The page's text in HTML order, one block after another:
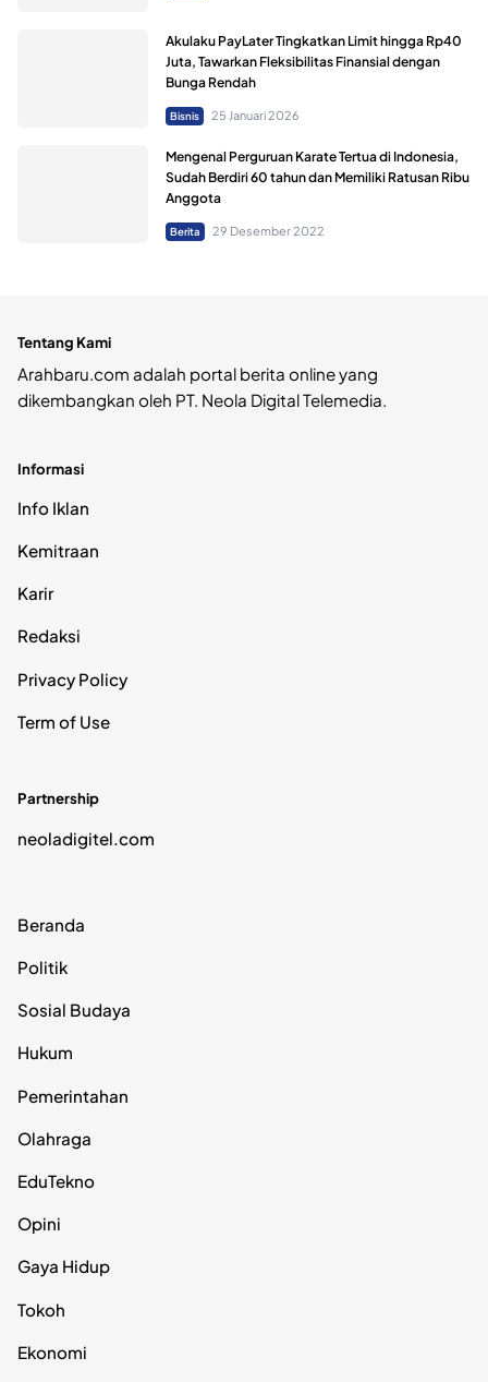
Akulaku PayLater Tingkatkan Limit hingga Rp40
Juta, Tawarkan Fleksibilitas Finansial dengan
Bunga Rendah
Bisnis 25 Januari 2026
Mengenal Perguruan Karate Tertua di Indonesia,
Sudah Berdiri 60 tahun dan Memiliki Ratusan Ribu
Anggota
Berita 29 Desember 2022
Tentang Kami
Arahbaru.com adalah portal berita online yang
dikembangkan oleh PT. Neola Digital Telemedia.
Informasi
Info Iklan
Kemitraan
Karir
Redaksi
Privacy Policy
Term of Use
Partnership
neoladigitel.com
Beranda
Politik
Sosial Budaya
Hukum
Pemerintahan
Olahraga
EduTekno
Opini
Gaya Hidup
Tokoh
Ekonomi